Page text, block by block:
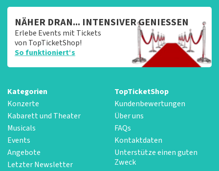
NÄHER DRAN... INTENSIVER GENIESSEN
Erlebe Events mit Tickets
von TopTicketShop!
So funktioniert‘s
Kategorien
Konzerte
Kabarett und Theater
Musicals
Events
Angebote
Letzter Newsletter
TopTicketShop
Kundenbewertungen
Über uns
FAQs
Kontaktdaten
Unterstütze einen guten
Zweck